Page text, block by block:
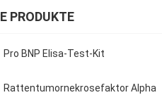
PRODUKTE
Pro BNP Elisa-Test-Kit
Rattentumornekrosefaktor Alpha